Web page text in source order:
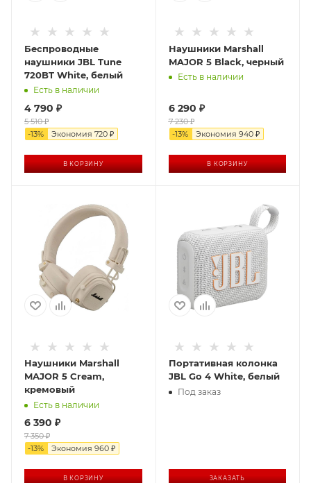
Беспроводные
наушники JBL Tune
720BT White, белый
Есть в наличии
4 790 ₽
5 510₽
-13% Экономия 720 ₽
В КОРЗИНУ
Наушники Marshall
MAJOR 5 Black, черный
Есть в наличии
6 290 ₽
7 230₽
-13% Экономия 940₽
В КОРЗИНУ
Наушники Marshall
MAJOR 5 Cream,
кремовый
Есть в наличии
6 390 ₽
7 350₽
-13% Экономия 960 ₽
В КОРЗИНУ
Портативная колонка
JBL Go 4 White, белый
Под заказ
ЗАКАЗАТЬ